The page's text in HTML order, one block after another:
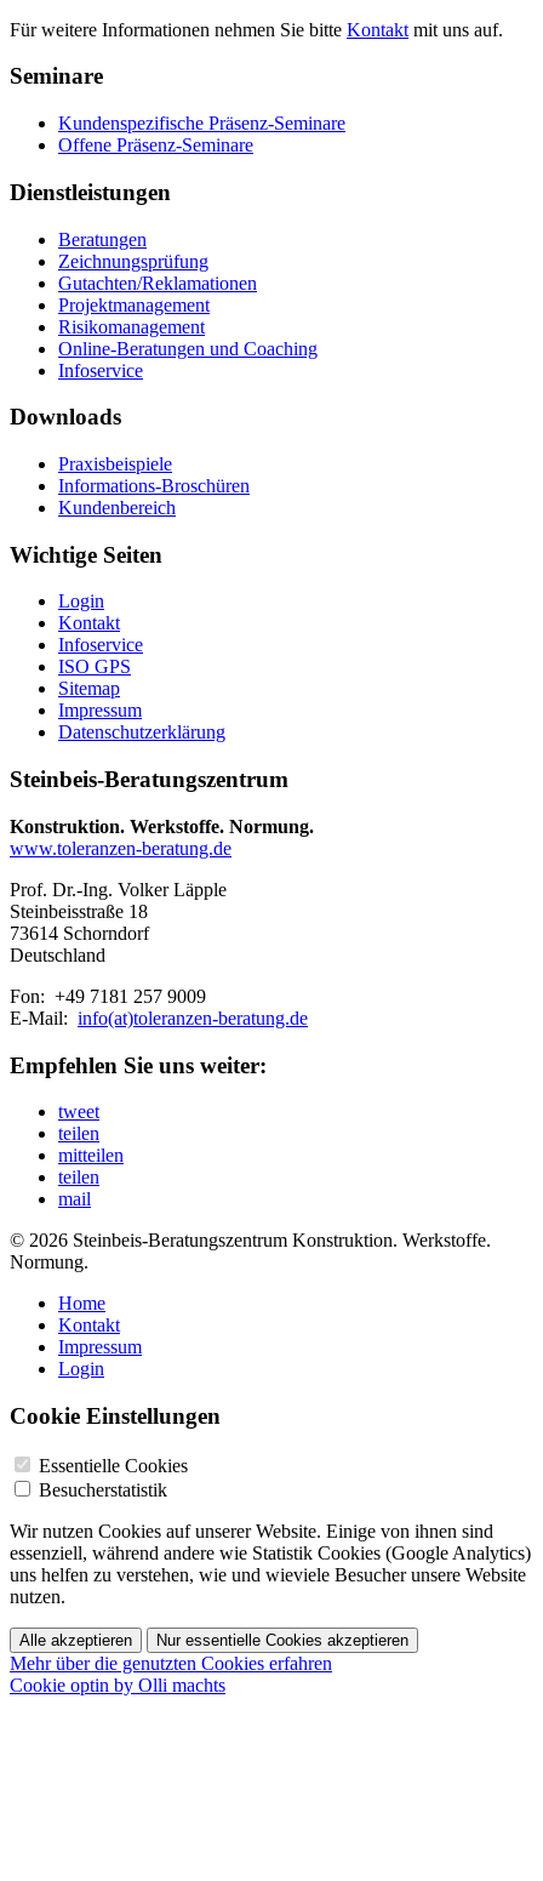
Für weitere Informationen nehmen Sie bitte Kontakt mit uns auf.
Seminare
Kundenspezifische Präsenz-Seminare
Offene Präsenz-Seminare
Dienstleistungen
Beratungen
Zeichnungsprüfung
Gutachten/Reklamationen
Projektmanagement
Risikomanagement
Online-Beratungen und Coaching
Infoservice
Downloads
Praxisbeispiele
Informations-Broschüren
Kundenbereich
Wichtige Seiten
Login
Kontakt
Infoservice
ISO GPS
Sitemap
Impressum
Datenschutzerklärung
Steinbeis-Beratungszentrum
Konstruktion. Werkstoffe. Normung.
www.toleranzen-beratung.de
Prof. Dr.-Ing. Volker Läpple
Steinbeisstraße 18
73614 Schorndorf
Deutschland
Fon: +49 7181 257 9009
E-Mail: info(at)toleranzen-beratung.de
Empfehlen Sie uns weiter:
tweet
teilen
mitteilen
teilen
mail
© 2026 Steinbeis-Beratungszentrum Konstruktion. Werkstoffe.
Normung.
Home
Kontakt
Impressum
Login
Cookie Einstellungen
Essentielle Cookies
Besucherstatistik
Wir nutzen Cookies auf unserer Website. Einige von ihnen sind
essenziell, während andere wie Statistik Cookies (Google Analytics)
uns helfen zu verstehen, wie und wieviele Besucher unsere Website
nutzen.
Alle akzeptieren Nur essentielle Cookies akzeptieren
Mehr über die genutzten Cookies erfahren
Cookie optin by Olli machts